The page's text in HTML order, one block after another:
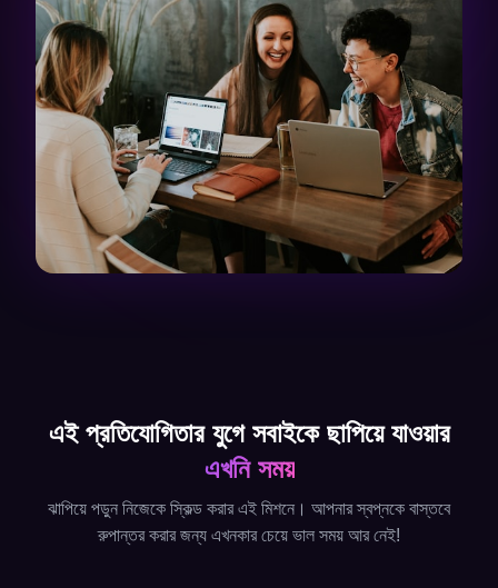
এই প্রতিযোগিতার যুগে সবাইকে ছাপিয়ে যাওয়ার
এখনি সময়
ঝাপিয়ে পড়ুন নিজেকে স্কিল্ড করার এই মিশনে। আপনার স্বপ্নকে বাস্তবে
রুপান্তর করার জন্য এখনকার চেয়ে ভাল সময় আর নেই!